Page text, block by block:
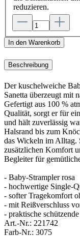
reduzieren.
In den Warenkorb
Beschreibung
Der kuschelweiche
Sanetta überzeugt mit
Gefertigt aus 100 %
Qualität, sorgt er für
und hält zuverlässig
Halsrand bis zum
das Wickeln im Alltag.
zusätzlichen Komfort
Begleiter für
- Baby-Strampler rosa
- hochwertige Single-
- softer Tragekomfort
- mit Reißverschluss
- praktische
Art.-Nr.: 221742
Farb-Nr.: 3075